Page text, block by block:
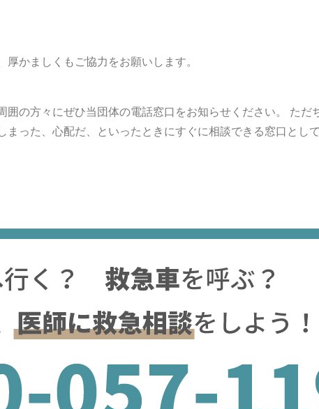
かましくもご協力をお願いします。
囲の方々にぜひ当団体の電話窓口をお知らせください。 ただ
った、心配だ、といったときにすぐに相談できる窓口とし